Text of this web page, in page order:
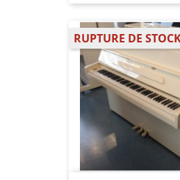
RUPTURE DE